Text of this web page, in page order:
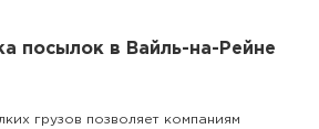
посылок в Вайль-на-Рейне
грузов позволяет компаниям